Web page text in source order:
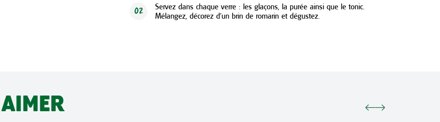
02
Servez dans chaque verre : les glaçons, la purée ainsi que le tonic.
Mélangez, décorez d’un brin de romarin et dégustez.